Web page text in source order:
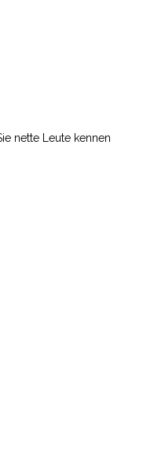
nette Leute kennen